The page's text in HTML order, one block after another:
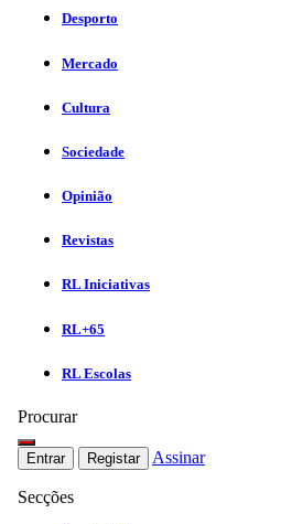
Desporto
Mercado
Cultura
Sociedade
Opinião
Revistas
RL Iniciativas
RL+65
RL Escolas
Procurar
Entrar Registar Assinar
Secções